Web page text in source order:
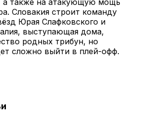
Словакия строит команду
Юрая Слафковского и
выступающая дома,
родных трибун, но
сложно выйти в плей-офф.